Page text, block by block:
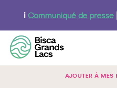
principal
ℹ️ Communiqué de presse
AJOUTER À MES